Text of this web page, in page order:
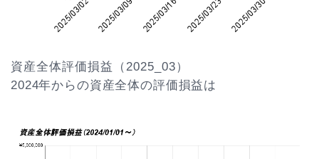
資産全体評価損益（2025_03）
2024年からの資産全体の評価損益は